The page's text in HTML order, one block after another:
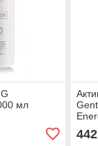
мл
442